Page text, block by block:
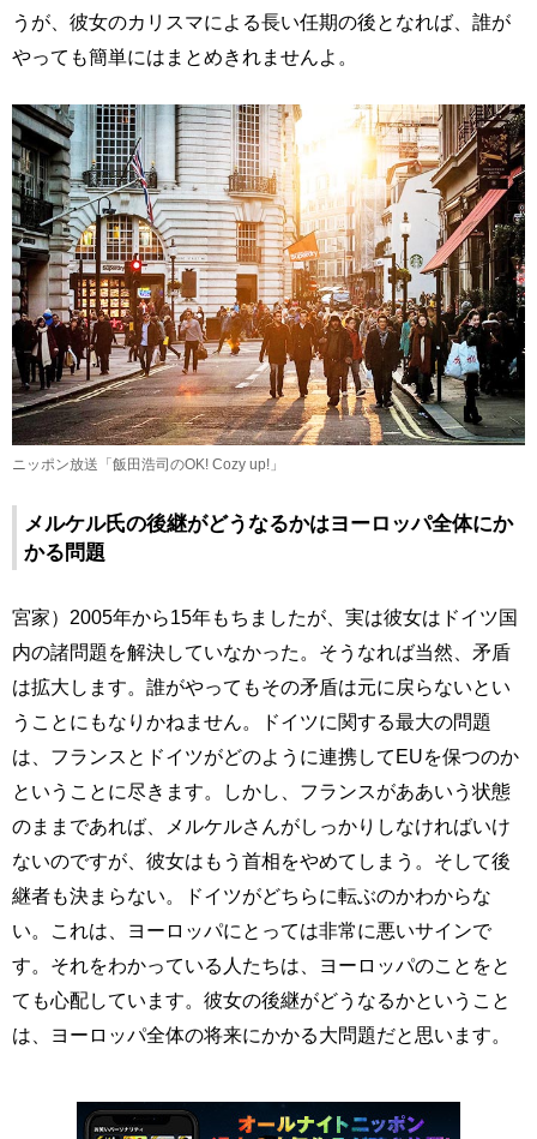
うが、彼女のカリスマによる長い任期の後となれば、誰が
やっても簡単にはまとめきれませんよ。
ニッポン放送「飯田浩司のOK! Cozy up!」
メルケル氏の後継がどうなるかはヨーロッパ全体にか
かる問題
宮家）2005年から15年もちましたが、実は彼女はドイツ国
内の諸問題を解決していなかった。そうなれば当然、矛盾
は拡大します。誰がやってもその矛盾は元に戻らないとい
うことにもなりかねません。ドイツに関する最大の問題
は、フランスとドイツがどのように連携してEUを保つのか
ということに尽きます。しかし、フランスがああいう状態
のままであれば、メルケルさんがしっかりしなければいけ
ないのですが、彼女はもう首相をやめてしまう。そして後
継者も決まらない。ドイツがどちらに転ぶのかわからな
い。これは、ヨーロッパにとっては非常に悪いサインで
す。それをわかっている人たちは、ヨーロッパのことをと
ても心配しています。彼女の後継がどうなるかということ
は、ヨーロッパ全体の将来にかかる大問題だと思います。